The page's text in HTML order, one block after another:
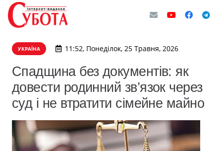
УКРАЇНА 11:52, Понеділок, 25 Травня, 2026
Спадщина без документів: як
довести родинний зв’язок через
суд і не втратити сімейне майно